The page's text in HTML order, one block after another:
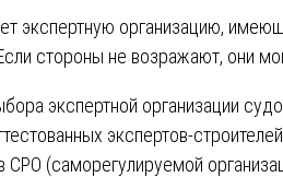
экспертную организацию,
стороны не возражают, они
экспертной организации
экспертов-строителей.
СРО (саморегулируемой